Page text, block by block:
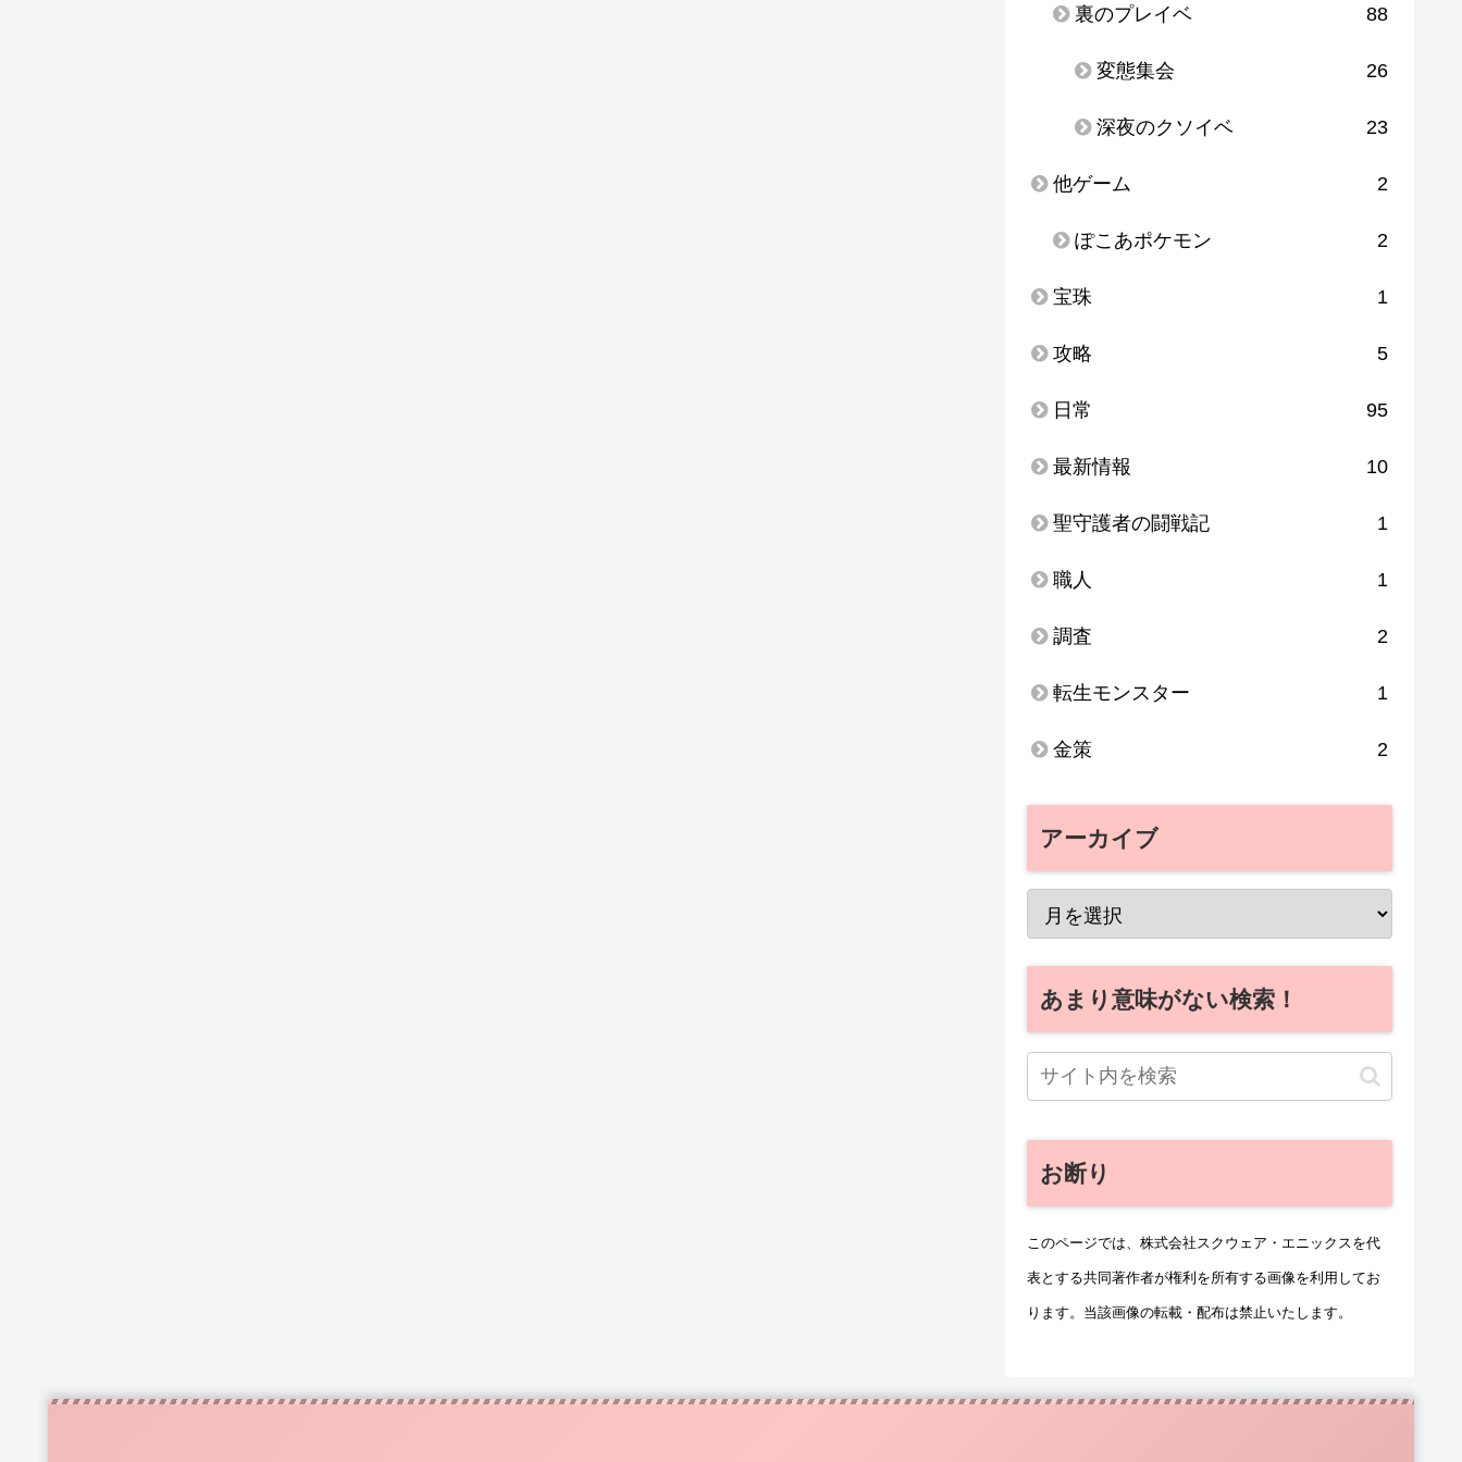
裏のプレイベ 88
変態集会 26
深夜のクソイベ 23
他ゲーム 2
ぽこあポケモン 2
宝珠 1
攻略 5
日常 95
最新情報 10
聖守護者の闘戦記 1
職人 1
調査 2
転生モンスター 1
金策 2
アーカイブ
あまり意味がない検索！
お断り
このページでは、株式会社スクウェア・エニックスを代
表とする共同著作者が権利を所有する画像を利用してお
ります。当該画像の転載・配布は禁止いたします。